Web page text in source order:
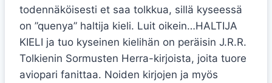
todennäköisesti et saa tolkkua, sillä kyseessä
on ”quenya” haltija kieli. Luit oikein…HALTIJA
KIELI ja tuo kyseinen kielihän on peräisin J.R.R.
Tolkienin Sormusten Herra-kirjoista, joita tuore
aviopari fanittaa. Noiden kirjojen ja myös